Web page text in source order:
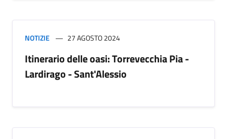
NOTIZIE 27 AGOSTO 2024
Itinerario delle oasi: Torrevecchia Pia -
Lardirago - Sant'Alessio